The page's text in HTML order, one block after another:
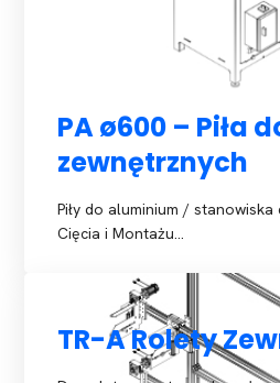
PA ø600 – Piła
zewnętrznych
Piły do aluminium /
Cięcia i Montażu…
TR-A Rolety